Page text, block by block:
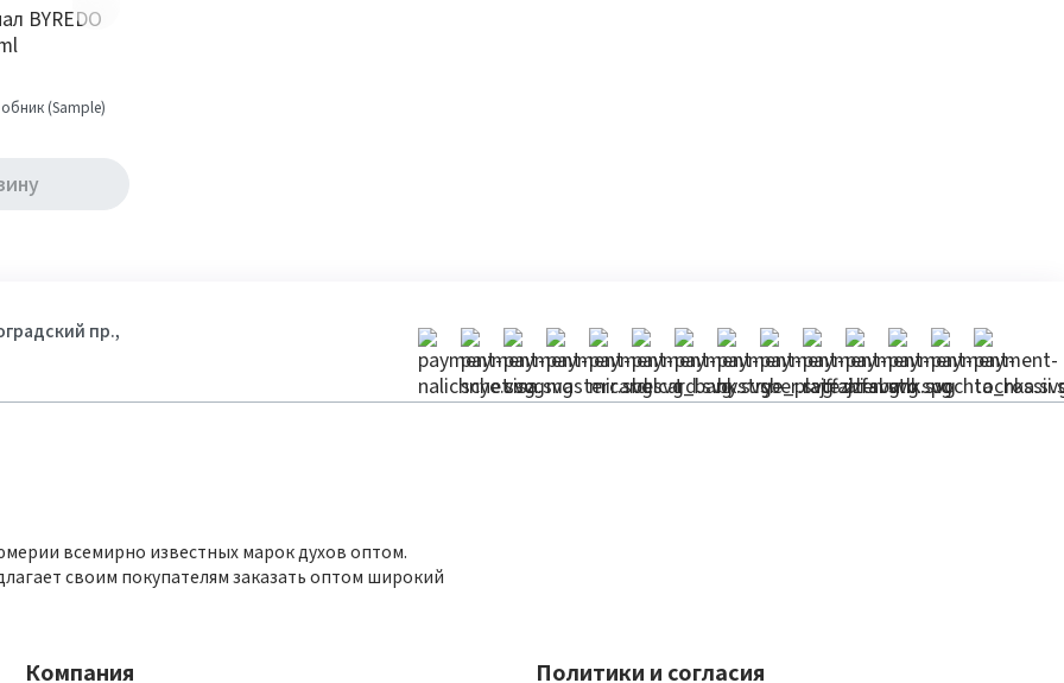
BYREDO
(Sample)
пр.,
всемирно известных марок духов оптом.
своим покупателям заказать оптом широкий
Компания Политики и согласия